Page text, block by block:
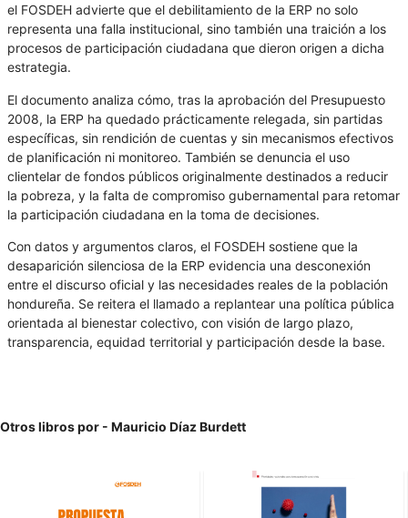
el FOSDEH advierte que el debilitamiento de la ERP no solo
representa una falla institucional, sino también una traición a los
procesos de participación ciudadana que dieron origen a dicha
estrategia.
El documento analiza cómo, tras la aprobación del Presupuesto
2008, la ERP ha quedado prácticamente relegada, sin partidas
específicas, sin rendición de cuentas y sin mecanismos efectivos
de planificación ni monitoreo. También se denuncia el uso
clientelar de fondos públicos originalmente destinados a reducir
la pobreza, y la falta de compromiso gubernamental para retomar
la participación ciudadana en la toma de decisiones.
Con datos y argumentos claros, el FOSDEH sostiene que la
desaparición silenciosa de la ERP evidencia una desconexión
entre el discurso oficial y las necesidades reales de la población
hondureña. Se reitera el llamado a replantear una política pública
orientada al bienestar colectivo, con visión de largo plazo,
transparencia, equidad territorial y participación desde la base.
Otros libros por - Mauricio Díaz Burdett